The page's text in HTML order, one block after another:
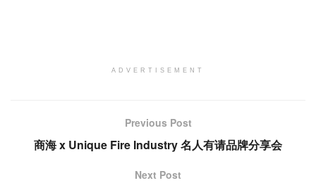
ADVERTISEMENT
Previous Post
商海 x Unique Fire Industry 名人有请品牌分享会
Next Post